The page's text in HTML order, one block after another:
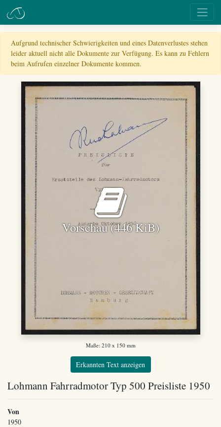
Aufgrund technischer Schwierigkeiten und eines Datenverlustes stehen
leider aktuell nicht alle Dokumente zur Verfügung. Es kann zu Fehlern
beim Aufrufen einzelner Dokumente kommen.
Vorschau (446 KiB)
Maße: 210 x 150 mm
Erkannten Text anzeigen
Lohmann Fahrradmotor Typ 500 Preisliste 1950
Von
1950